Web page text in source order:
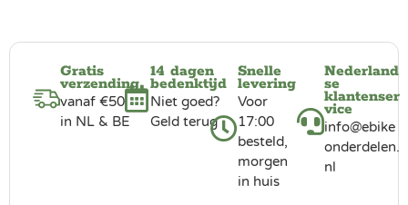
Gratis
verzending
vanaf €50
in NL & BE
14 dagen
bedenktijd
Niet goed?
Geld terug
Snelle
levering
Voor
17:00
besteld,
morgen
in huis
Nederland
se
klantenser
vice
info@ebike
onderdelen.
nl